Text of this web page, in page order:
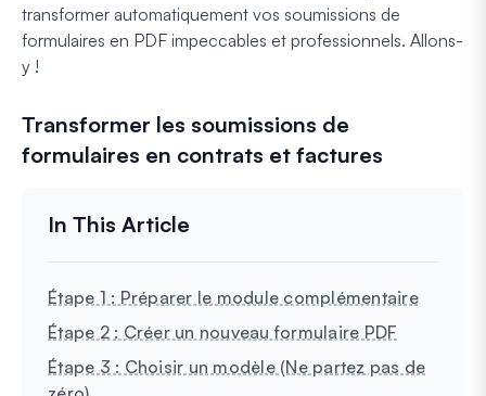
transformer automatiquement vos soumissions de
formulaires en PDF impeccables et professionnels. Allons-
y !
Transformer les soumissions de
formulaires en contrats et factures
Étape 1 : Préparer le module complémentaire
Étape 2 : Créer un nouveau formulaire PDF
Étape 3 : Choisir un modèle (Ne partez pas de